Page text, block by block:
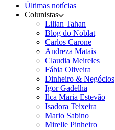
Últimas notícias
Colunistas
Lilian Tahan
Blog do Noblat
Carlos Carone
Andreza Matais
Claudia Meireles
Fábia Oliveira
Dinheiro & Negócios
Igor Gadelha
Ilca Maria Estevão
Isadora Teixeira
Mario Sabino
Mirelle Pinheiro